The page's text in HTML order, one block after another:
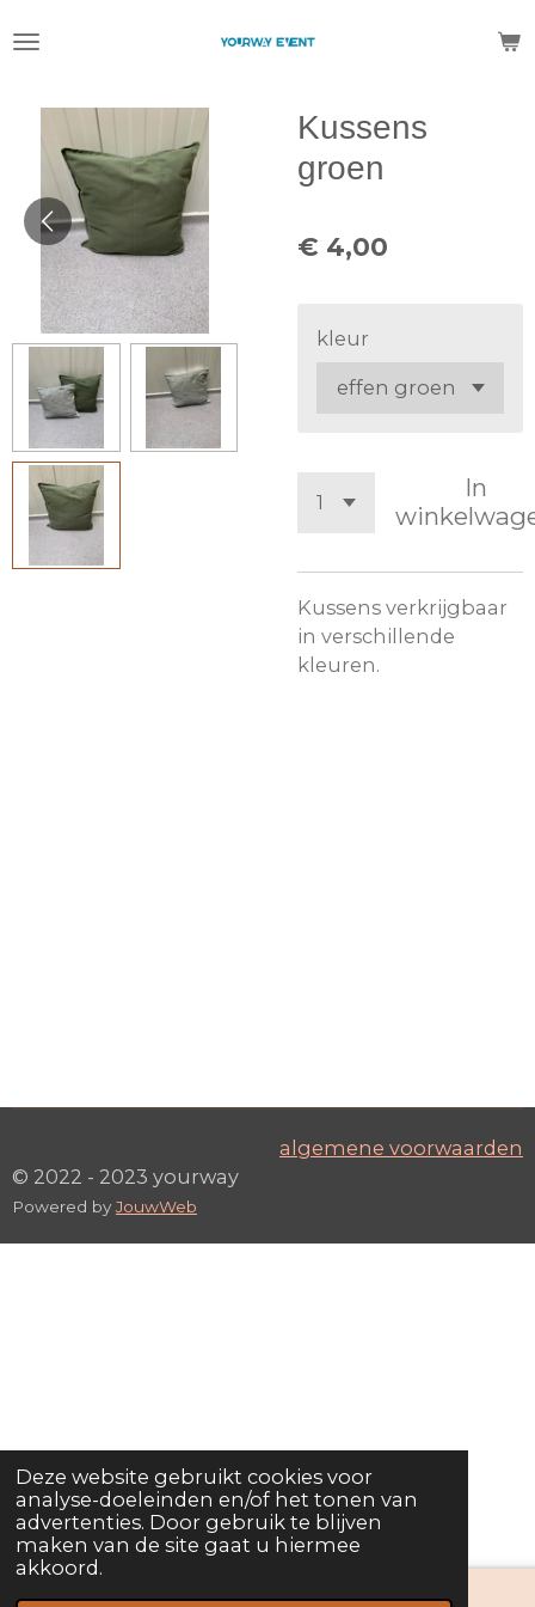
Deze website gebruikt cookies voor
analyse-doeleinden en/of het tonen van
advertenties. Door gebruik te blijven
maken van de site gaat u hiermee
akkoord.
direct
hoofdinhoud
Kussens
groen
€ 4,00
kleur
In
Kussens verkrijgbaar
in verschillende
kleuren.
algemene voorwaarden
© 2022 - 2023 yourway
Powered byJouwWeb